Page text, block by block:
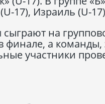
17), Израиль (U-
на
финале, а команды,
участники